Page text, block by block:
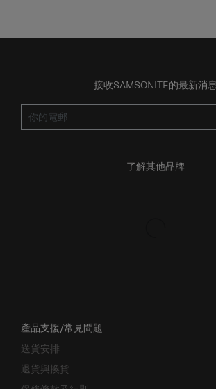
送貨安排
退貨與換貨
保修條款及細則